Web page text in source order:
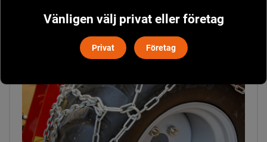
Vänligen välj privat eller företag
Privat Företag